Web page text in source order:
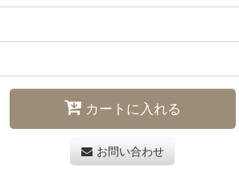
カートに入れる
お問い合わせ